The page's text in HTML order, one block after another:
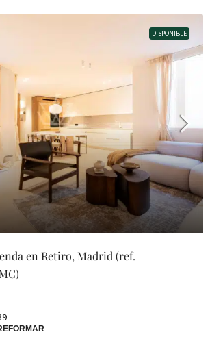
DISPONIBLE
en Retiro, Madrid (ref.